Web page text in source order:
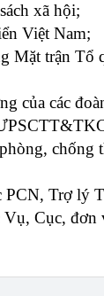
xã hội;
Việt Nam;
Mặt trận Tổ
của các
chống
PCN, Trợ lý
Cục, đơn